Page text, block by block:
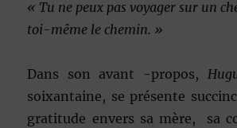
« Tu ne peux pas voyager sur un
toi-même le chemin. »
Dans son avant -propos,
soixantaine, se présente
gratitude envers sa mère, sa